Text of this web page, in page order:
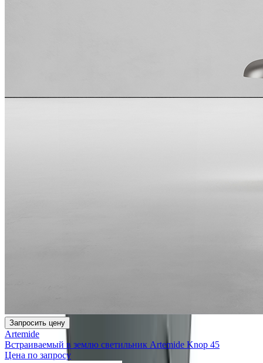
Запросить цену
Artemide
Встраиваемый в землю светильник Artemide Knop 45
Цена по запросу